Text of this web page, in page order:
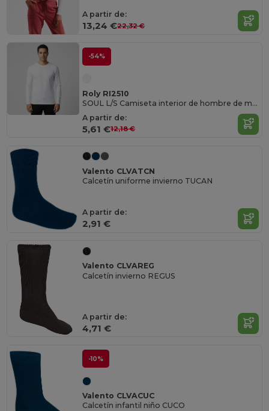
A partir de:
13,24 €22,32 €
-54%
Roly RI2510
SOUL L/S Camiseta interior de hombre de manga larga
A partir de:
5,61 €12,18 €
Valento CLVATCN
Calcetín uniforme invierno TUCAN
A partir de:
2,91 €
Valento CLVAREG
Calcetín invierno REGUS
A partir de:
4,71 €
-10%
Valento CLVACUC
Calcetín infantil niño CUCO